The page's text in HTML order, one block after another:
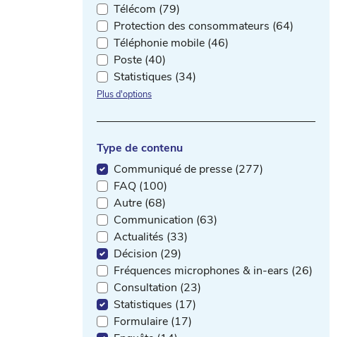
Télécom (79)
Protection des consommateurs (64)
Téléphonie mobile (46)
Poste (40)
Statistiques (34)
Plus d'options
Type de contenu
Communiqué de presse (277)
FAQ (100)
Autre (68)
Communication (63)
Actualités (33)
Décision (29)
Fréquences microphones & in-ears (26)
Consultation (23)
Statistiques (17)
Formulaire (17)